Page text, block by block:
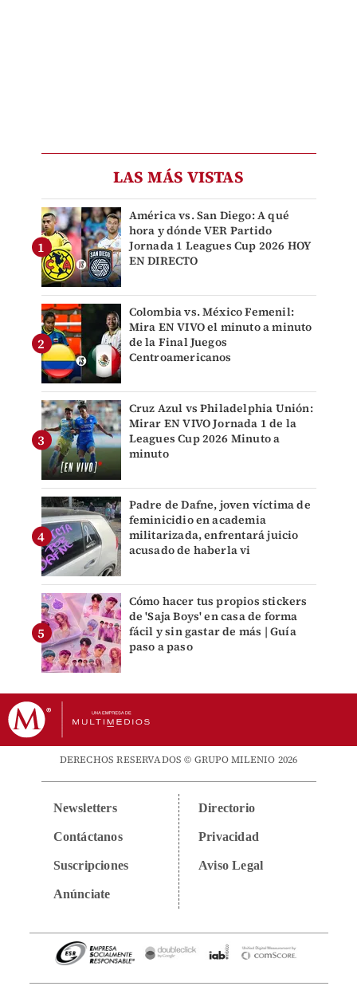
LAS MÁS VISTAS
América vs. San Diego: A qué
hora y dónde VER Partido
Jornada 1 Leagues Cup 2026 HOY
EN DIRECTO
Colombia vs. México Femenil:
Mira EN VIVO el minuto a minuto
de la Final Juegos
Centroamericanos
Cruz Azul vs Philadelphia Unión:
Mirar EN VIVO Jornada 1 de la
Leagues Cup 2026 Minuto a
minuto
Padre de Dafne, joven víctima de
feminicidio en academia
militarizada, enfrentará juicio
acusado de haberla vi
Cómo hacer tus propios stickers
de 'Saja Boys' en casa de forma
fácil y sin gastar de más | Guía
paso a paso
DERECHOS RESERVADOS © GRUPO MILENIO 2026
Newsletters
Contáctanos
Suscripciones
Anúnciate
Directorio
Privacidad
Aviso Legal